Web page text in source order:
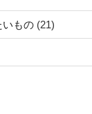
いもの (21)